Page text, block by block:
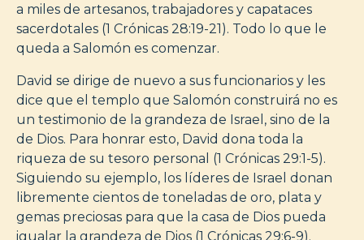
a miles de artesanos, trabajadores y capataces
sacerdotales (1 Crónicas 28:19-21). Todo lo que le
queda a Salomón es comenzar.
David se dirige de nuevo a sus funcionarios y les
dice que el templo que Salomón construirá no es
un testimonio de la grandeza de Israel, sino de la
de Dios. Para honrar esto, David dona toda la
riqueza de su tesoro personal (1 Crónicas 29:1-5).
Siguiendo su ejemplo, los líderes de Israel donan
libremente cientos de toneladas de oro, plata y
gemas preciosas para que la casa de Dios pueda
igualar la grandeza de Dios (1 Crónicas 29:6-9).